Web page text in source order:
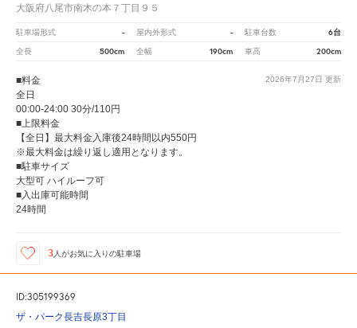
大阪府八尾市南木の本７丁目９５
駐車場形式 - 屋内外形式 - 駐車台数 6台
全長 500cm 全幅 190cm 車高 200cm
2026年7月27日 更新
■料金
全日
00:00-24:00 30分/110円
■上限料金
【全日】最大料金入庫後24時間以内550円
※最大料金は繰り返し適用となります。
■駐車サイズ
大型可 ハイルーフ可
■入出庫可能時間
24時間
3人がお気に入りの駐車場
ID:305199369
ザ・パーク長吉長原3丁目